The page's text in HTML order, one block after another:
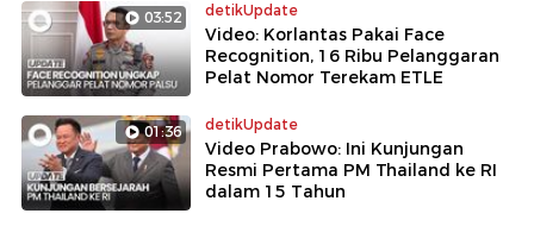
03:52 detikUpdate
Video: Korlantas Pakai Face
Recognition, 16 Ribu Pelanggaran
Pelat Nomor Terekam ETLE
01:36 detikUpdate
Video Prabowo: Ini Kunjungan
Resmi Pertama PM Thailand ke RI
dalam 15 Tahun